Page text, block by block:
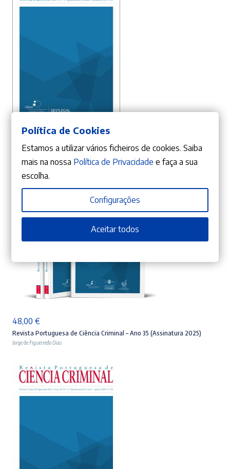
O
preço
original
era:
20,00 €.
18,00 €O
preço
atual
18,00 €.
Revista Portuguesa de Ciência Criminal – Ano 33.º – N.º 3
Jorge de Figueiredo Dias
ADICIONAR
48,00 €
Revista Portuguesa de Ciência Criminal – Ano 35 (Assinatura 2025)
Jorge de Figueiredo Dias
Política de Cookies
Estamos a utilizar vários ficheiros de cookies. Saiba
mais na nossa Política de Privacidade e faça a sua
escolha.
Configurações
Aceitar todos